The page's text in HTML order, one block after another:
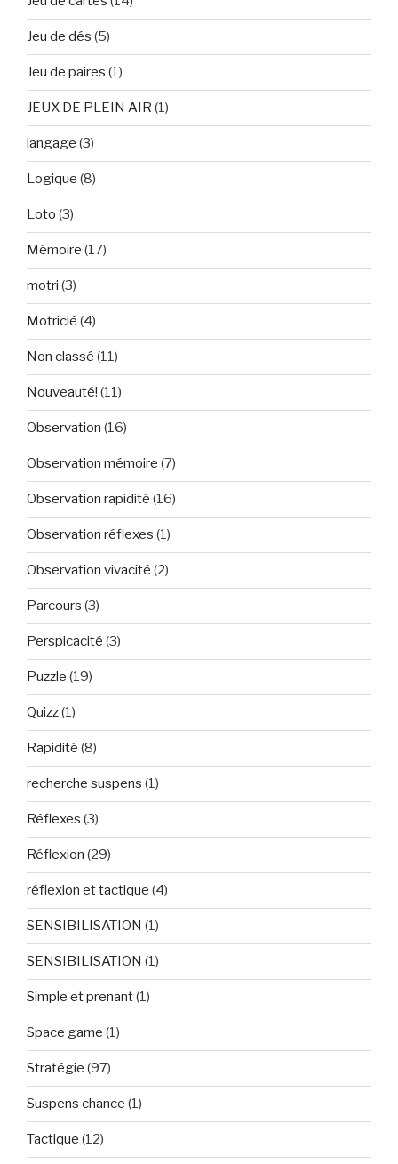
Jeu de dés (5)
Jeu de paires (1)
JEUX DE PLEIN AIR (1)
langage (3)
Logique (8)
Loto (3)
Mémoire (17)
motri (3)
Motricié (4)
Non classé (11)
Nouveauté! (11)
Observation (16)
Observation mémoire (7)
Observation rapidité (16)
Observation réflexes (1)
Observation vivacité (2)
Parcours (3)
Perspicacité (3)
Puzzle (19)
Quizz(1)
Rapidité (8)
recherche suspens (1)
Réflexes (3)
Réflexion (29)
réflexion et tactique (4)
SENSIBILISATION (1)
SENSIBILISATION (1)
Simple et prenant(1)
Space game (1)
Stratégie (97)
Suspens chance (1)
Tactique (12)